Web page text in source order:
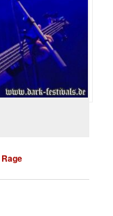
Rage